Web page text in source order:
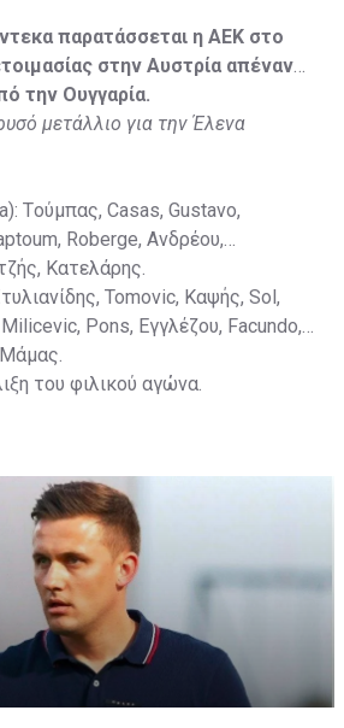
Cipetic, Kovasic, Jovicic, Szeles,
Mesanovic.
παρατάσσεται η ΑΕΚ στο
στην Αυστρία απέναντι
την Ουγγαρία.
μετάλλιο για την Έλενα
Tούμπας, Casas, Gustavo,
Roberge, Aνδρέου,
Κατελάρης.
Tomovic, Καψής, Sol,
Pons, Εγγλέζου, Facundo,
του φιλικού αγώνα.